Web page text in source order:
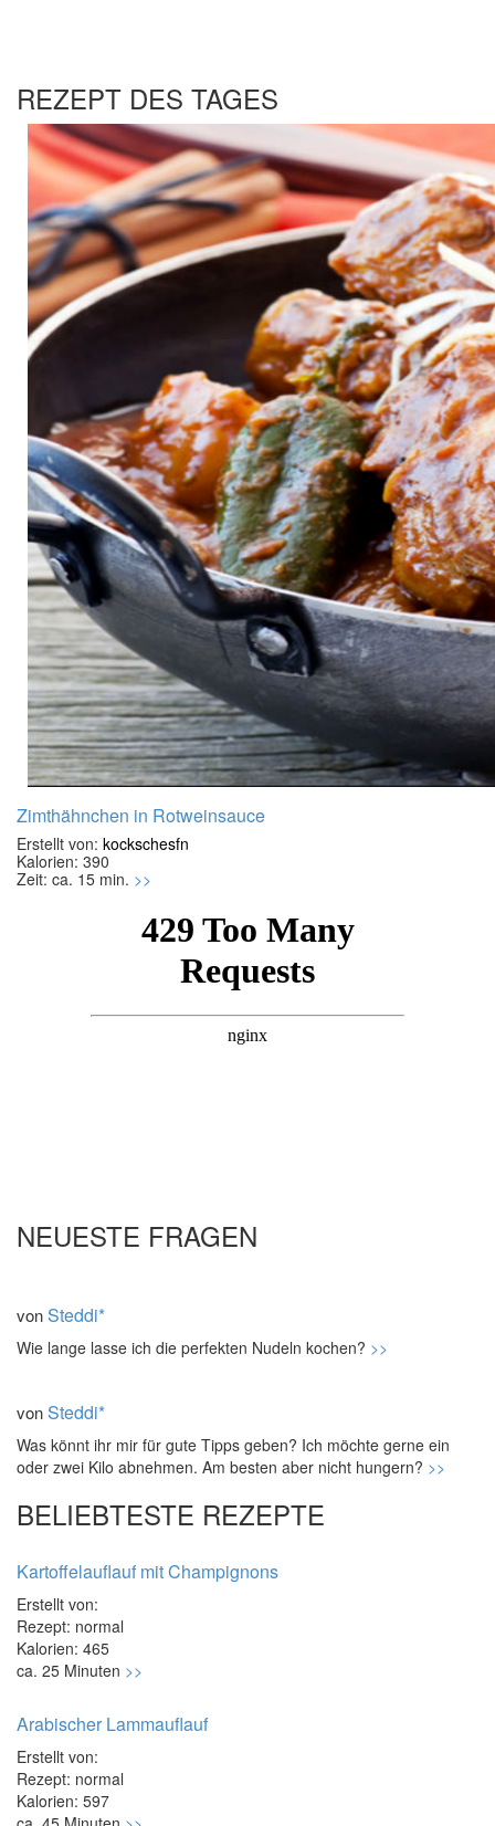
REZEPT DES TAGES
Zimthähnchen in Rotweinsauce
Erstellt von: kockschesfn
Kalorien: 390
Zeit: ca. 15 min. >>
NEUESTE FRAGEN
vonSteddi*
Wie lange lasse ich die perfekten Nudeln kochen? >>
vonSteddi*
Was könnt ihr mir für gute Tipps geben? Ich möchte gerne ein
oder zwei Kilo abnehmen. Am besten aber nicht hungern? >>
BELIEBTESTE REZEPTE
Kartoffelauflauf mit Champignons
Erstellt von:
Rezept: normal
Kalorien: 465
ca. 25 Minuten >>
Arabischer Lammauflauf
Erstellt von:
Rezept: normal
Kalorien: 597